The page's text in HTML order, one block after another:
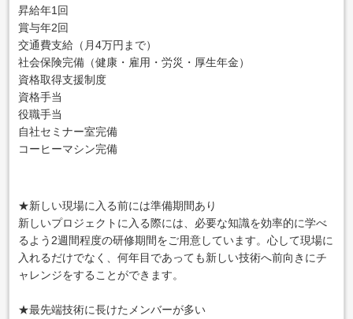
昇給年1回
賞与年2回
交通費支給（月4万円まで）
社会保険完備（健康・雇用・労災・厚生年金）
資格取得支援制度
資格手当
役職手当
自社セミナー室完備
コーヒーマシン完備
★新しい現場に入る前には準備期間あり
新しいプロジェクトに入る際には、必要な知識を効率的に学べ
るよう2週間程度の研修期間をご用意しています。心して現場に
入れるだけでなく、何年目であっても新しい技術へ前向きにチ
ャレンジをすることができます。
★最先端技術に長けたメンバーが多い